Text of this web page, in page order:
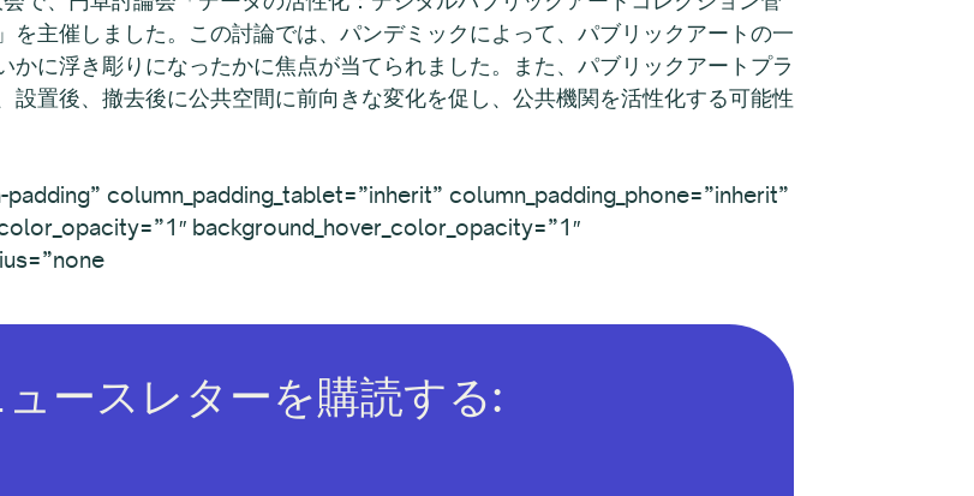
主催しました。この討論では、パンデミックによって、パブリックアートの一
に浮き彫りになったかに焦点が当てられました。また、パブリックアートプラ
設置後、撤去後に公共空間に前向きな変化を促し、公共機関を活性化する可能性
column_padding_tablet=”inherit” column_padding_phone=”inherit”
background_hover_color_opacity=”1″
ースレターを購読する: